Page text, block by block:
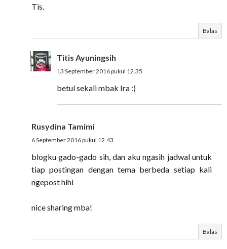
Tis.
Balas
Titis Ayuningsih
13 September 2016 pukul 12.35
betul sekali mbak Ira :)
Rusydina Tamimi
6 September 2016 pukul 12.43
blogku gado-gado sih, dan aku ngasih jadwal untuk
tiap postingan dengan tema berbeda setiap kali
ngepost hihi
nice sharing mba!
Balas